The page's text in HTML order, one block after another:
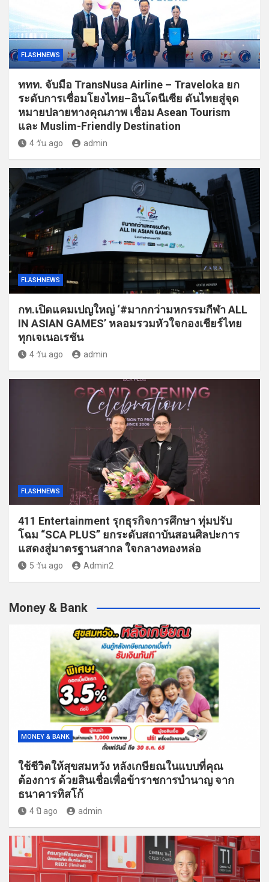
FLASHNEWS
ททท. จับมือ TransNusa Airline – Traveloka ยก
ระดับการเชื่อมโยงไทย–อินโดนีเซีย ดันไทยสู่จุด
หมายปลายทางคุณภาพ เชื่อม Asean Tourism
และ Muslim-Friendly Destination
4 วัน ago admin
FLASHNEWS
กท.เปิดแคมเปญใหญ่ ‘#มากกว่ามหกรรมกีฬา ALL
IN ASIAN GAMES’ หลอมรวมหัวใจกองเชียร์ไทย
ทุกเจเนอเรชัน
4 วัน ago admin
FLASHNEWS
411 Entertainment รุกธุรกิจการศึกษา ทุ่มปรับ
โฉม “SCA PLUS” ยกระดับสถาบันสอนศิลปะการ
แสดงสู่มาตรฐานสากล ใจกลางทองหล่อ
5 วัน ago Admin2
Money & Bank
MONEY & BANK
ใช้ชีวิตให้สุขสมหวัง หลังเกษียณในแบบที่คุณ
ต้องการ ด้วยสินเชื่อเพื่อข้าราชการบำนาญ จาก
ธนาคารทิสโก้
4 ปี ago admin